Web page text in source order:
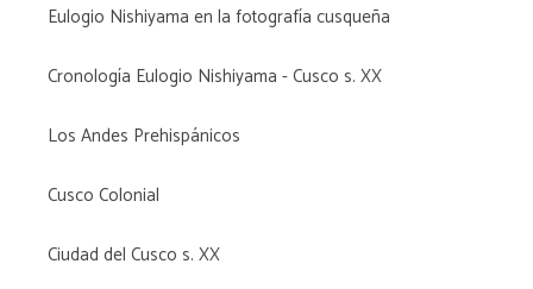
Eulogio Nishiyama en la fotografía cusqueña
Cronología Eulogio Nishiyama - Cusco s. XX
Los Andes Prehispánicos
Cusco Colonial
Ciudad del Cusco s. XX